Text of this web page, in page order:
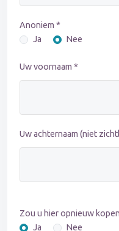
Anoniem *
Ja
Nee
Uw voornaam *
Uw achternaam (niet
Zou u hier opnieuw
Ja
Nee